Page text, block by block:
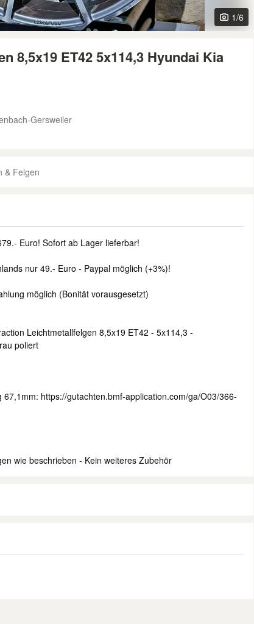
1/6
8,5x19 ET42 5x114,3 Hyundai Kia
Gersweiler
& Felgen
Euro! Sofort ab Lager lieferbar!
nur 49.- Euro - Paypal möglich (+3%)!
möglich (Bonität vorausgesetzt)
Leichtmetallfelgen 8,5x19 ET42 - 5x114,3 -
poliert
https://gutachten.bmf-application.com/ga/O03/366-
wie beschrieben - Kein weiteres Zubehör